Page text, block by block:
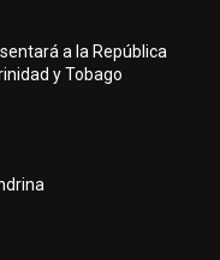
a la República
y Tobago